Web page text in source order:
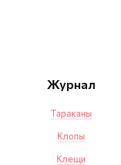
Журнал
Тараканы
Клопы
Клещи